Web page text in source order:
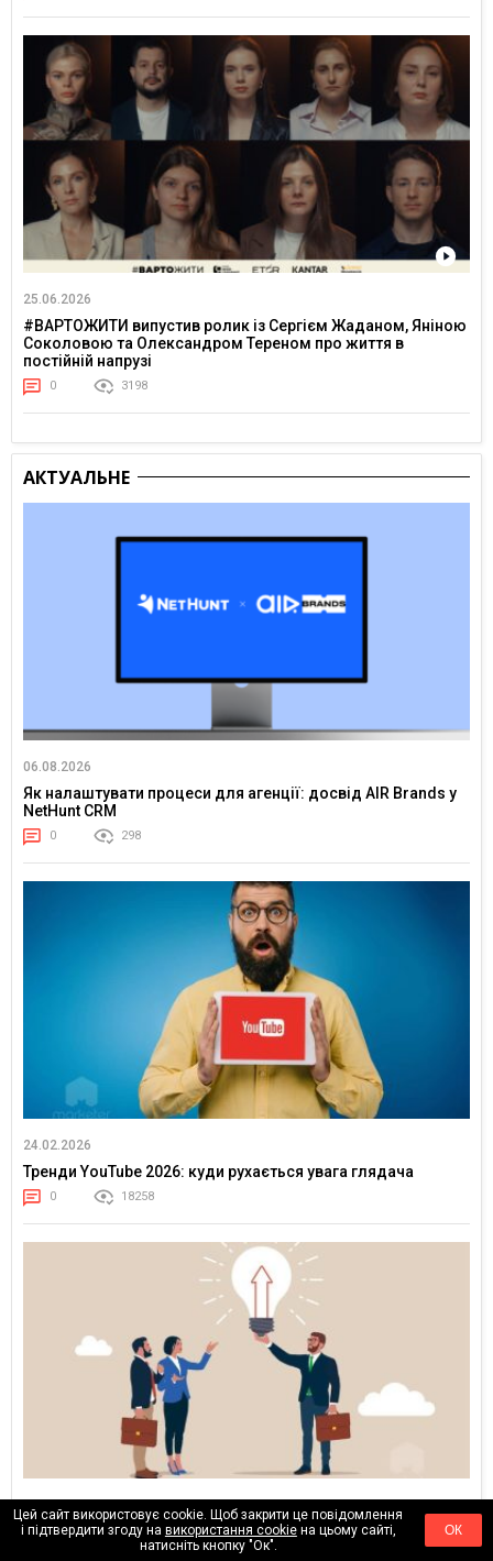
25.06.2026
#ВАРТОЖИТИ випустив ролик із Сергієм Жаданом, Яніною
Соколовою та Олександром Тереном про життя в
постійній напрузі
0 3198
АКТУАЛЬНЕ
06.08.2026
Як налаштувати процеси для агенції: досвід AIR Brands у
NetHunt CRM
0 298
24.02.2026
Тренди YouTube 2026: куди рухається увага глядача
0 18258
Клієнти більше не купують медіаплан — вони купують
впевненість у результаті
Цей сайт використовує cookie. Щоб закрити це повідомлення
і підтвердити згоду на використання cookieна цьому сайті,
натисніть кнопку "Ок".
ОК